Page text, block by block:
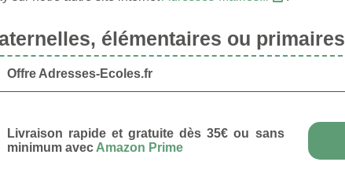
élémentaires ou primaires
Offre Adresses-Ecoles.fr
Livraison rapide et gratuite dès 35€ ou sans
minimum avec Amazon Prime